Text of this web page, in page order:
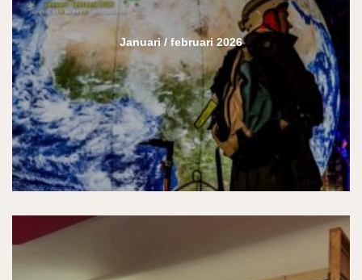
Januari / februari 2026